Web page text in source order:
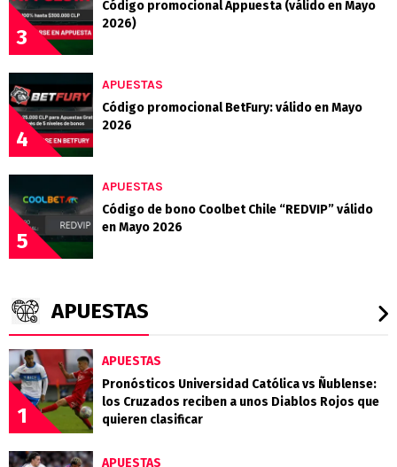
3
Código promocional Appuesta (válido en Mayo
2026)
4
APUESTAS
Código promocional BetFury: válido en Mayo
2026
5
APUESTAS
Código de bono Coolbet Chile “REDVIP” válido
en Mayo 2026
APUESTAS
1
APUESTAS
Pronósticos Universidad Católica vs Ñublense:
los Cruzados reciben a unos Diablos Rojos que
quieren clasificar
APUESTAS